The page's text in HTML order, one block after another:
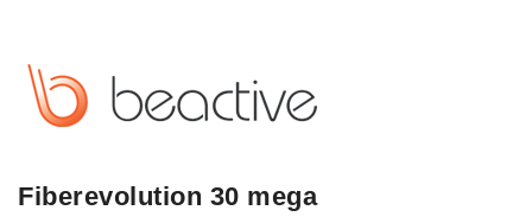
Fiberevolution 30 mega